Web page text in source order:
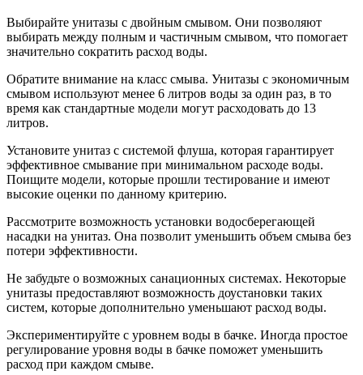
Выбирайте унитазы с двойным смывом. Они позволяют
выбирать между полным и частичным смывом, что помогает
значительно сократить расход воды.
Обратите внимание на класс смыва. Унитазы с экономичным
смывом используют менее 6 литров воды за один раз, в то
время как стандартные модели могут расходовать до 13
литров.
Установите унитаз с системой флуша, которая гарантирует
эффективное смывание при минимальном расходе воды.
Поищите модели, которые прошли тестирование и имеют
высокие оценки по данному критерию.
Рассмотрите возможность установки водосберегающей
насадки на унитаз. Она позволит уменьшить объем смыва без
потери эффективности.
Не забудьте о возможных санационных системах. Некоторые
унитазы предоставляют возможность доустановки таких
систем, которые дополнительно уменьшают расход воды.
Экспериментируйте с уровнем воды в бачке. Иногда простое
регулирование уровня воды в бачке поможет уменьшить
расход при каждом смыве.